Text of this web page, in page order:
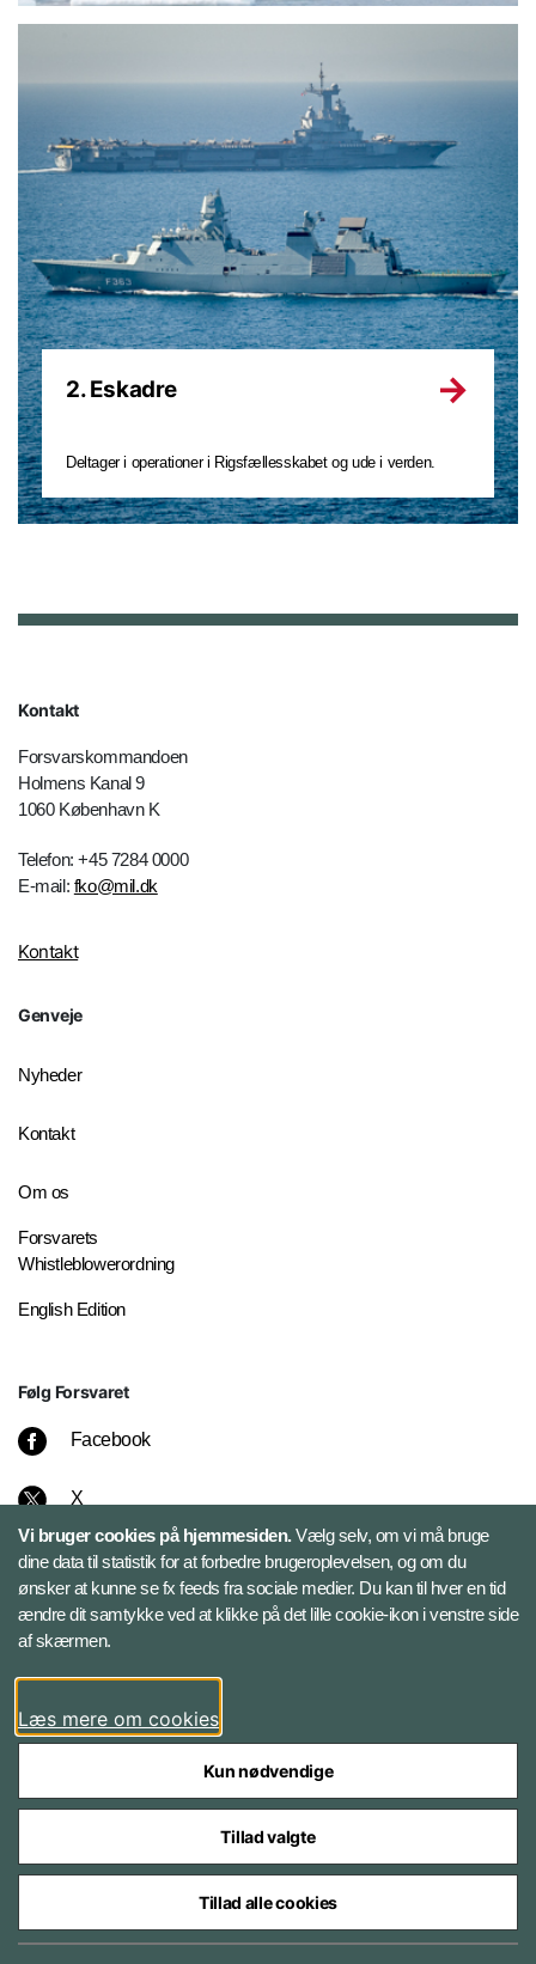
2. Eskadre
Deltager i operationer i Rigsfællesskabet og ude i verden.
Kontakt
Forsvarskommandoen
Holmens Kanal 9
1060 København K
Telefon: +45 7284 0000
E-mail: fko@mil.dk
Kontakt
Genveje
Nyheder
Kontakt
Om os
Forsvarets
Whistleblowerordning
English Edition
Følg Forsvaret
Facebook
X
Instagram
Bluesky
LinkedIn
Styrelser og myndigheder under Forsvarsministeriet
Vi bruger cookies på hjemmesiden.Vælg selv, om vi må bruge
dine data til statistik for at forbedre brugeroplevelsen, og om du
ønsker at kunne se fx feeds fra sociale medier. Du kan til hver en tid
ændre dit samtykke ved at klikke på det lille cookie-ikon i venstre side
af skærmen.
Læs mere om cookies
Kun nødvendige
Tillad valgte
Tillad alle cookies